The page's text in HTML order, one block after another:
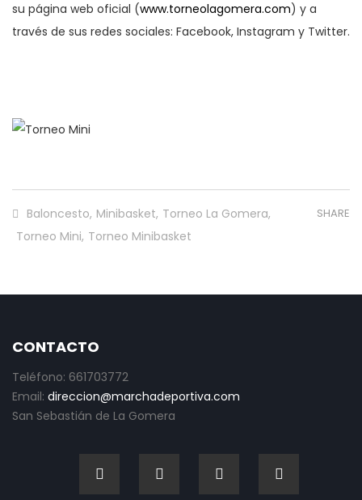
su página web oficial (www.torneolagomera.com) y a
través de sus redes sociales: Facebook, Instagram y Twitter.
Baloncesto, Minibasket, Torneo La Gomera,
Torneo Mini, Torneo Minibasket
SHARE
CONTACTO
Teléfono: 661703772
Email: direccion@marchadeportiva.com
San Sebastián de La Gomera